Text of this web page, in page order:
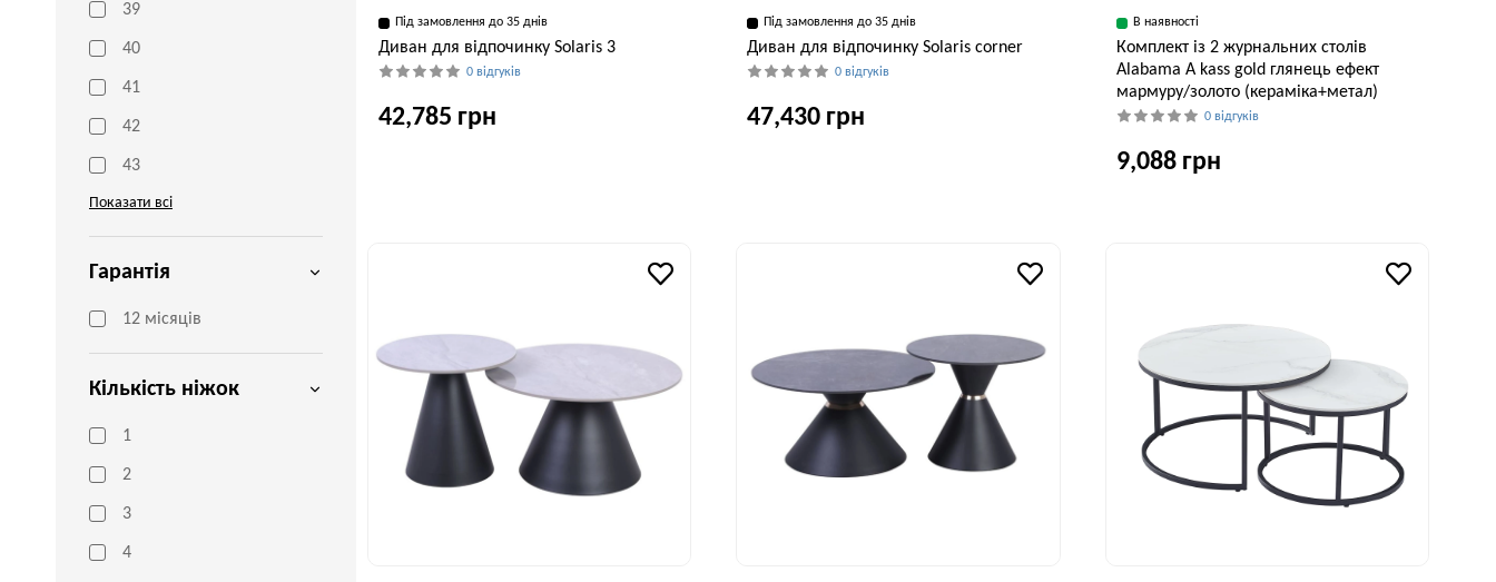
39
40
41
42
43
Показати всі
Гарантія
12 місяців
Кількість ніжок
1
2
3
4
Під замовлення до 35 днів
Диван для відпочинку Solaris 3
0 відгуків
42,785 грн
Під замовлення до 35 днів
Диван для відпочинку Solaris corner
0 відгуків
47,430 грн
В наявності
Комплект із 2 журнальних столів
Alabama A kass gold глянець ефект
мармуру/золото (кераміка+метал)
0 відгуків
9,088 грн
41 см